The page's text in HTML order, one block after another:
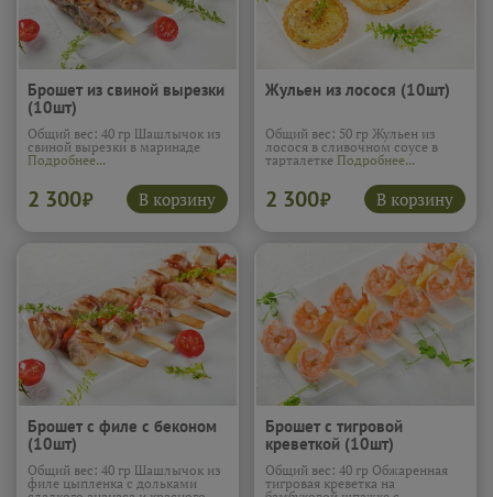
Брошет из свиной вырезки
(10шт)
Общий вес: 40 гр Шашлычок из
свиной вырезки в маринаде
Подробнее...
2 300₽ В корзину
Жульен из лосося (10шт)
Общий вес: 50 гр Жульен из
лосося в сливочном соусе в
тарталетке Подробнее...
2 300₽ В корзину
Брошет с филе с беконом
(10шт)
Общий вес: 40 гр Шашлычок из
филе цыпленка с дольками
Брошет с тигровой
креветкой (10шт)
Общий вес: 40 гр Обжаренная
тигровая креветка на